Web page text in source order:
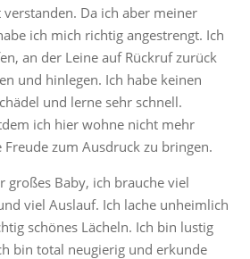
Da ich aber meiner
ich mich richtig angestrengt. Ich
an der Leine auf Rückruf zurück
und hinlegen. Ich habe keinen
und lerne sehr schnell.
ich hier wohne nicht mehr
zum Ausdruck zu bringen.
großes Baby, ich brauche viel
viel Auslauf. Ich lache unheimlich
schönes Lächeln. Ich bin lustig
bin total neugierig und erkunde